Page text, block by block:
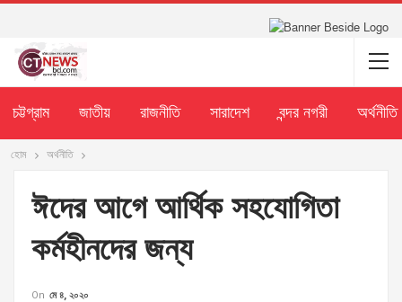
চট্টগ্রাম জাতীয় রাজনীতি সারাদেশ বন্দর নগরী অর্থনীতি
হোম অর্থনীতি
ঈদের আগে আর্থিক সহযোগিতা
কর্মহীনদের জন্য
On মে ৪, ২০২০